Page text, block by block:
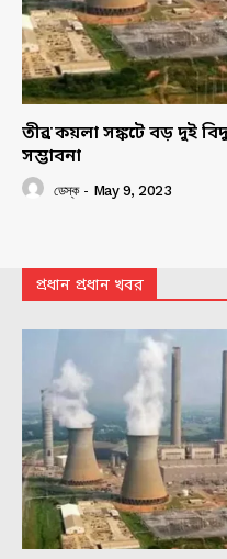
তীব্র কয়লা সঙ্কটে বড় দুই
সম্ভাবনা
ডেস্ক - May 9, 2023
প্রধান প্রধান খবর